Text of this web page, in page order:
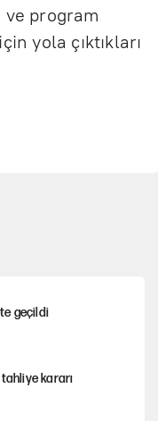
program
yola çıktıkları
geçildi
kararı